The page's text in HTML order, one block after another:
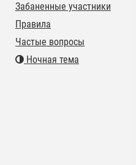
Забаненные участники
Правила
Частые вопросы
Ночная тема